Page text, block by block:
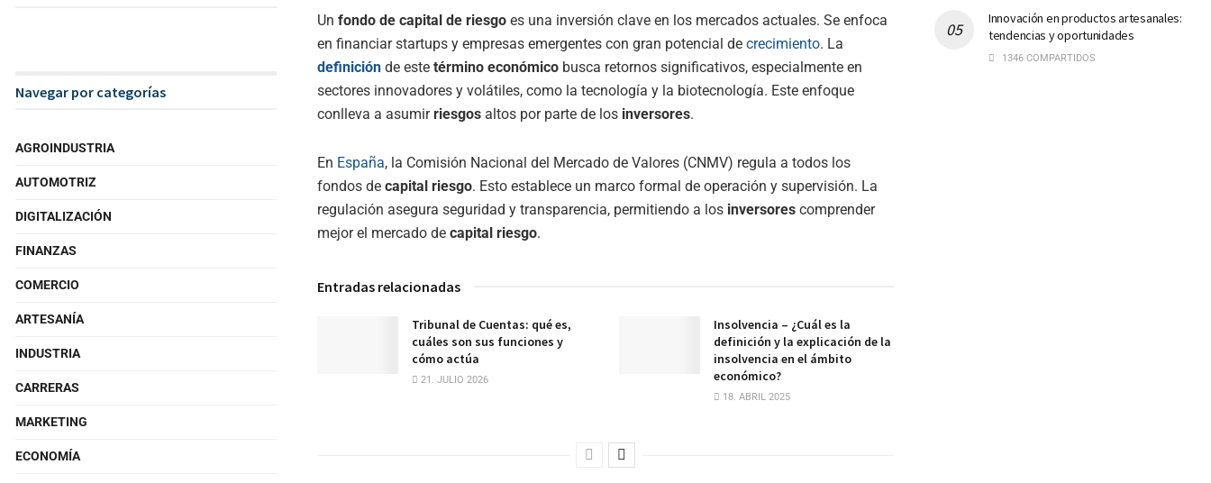
Un fondo de capital de riesgo es una inversión clave en los mercados actuales. Se enfoca
en financiar startups y empresas emergentes con gran potencial de crecimiento. La
definición de este término económico busca retornos significativos, especialmente en
sectores innovadores y volátiles, como la tecnología y la biotecnología. Este enfoque
conlleva a asumirriesgos altos por parte de los inversores.
En España, la Comisión Nacional del Mercado de Valores (CNMV) regula a todos los
fondos de capital riesgo. Esto establece un marco formal de operación y supervisión. La
regulación asegura seguridad y transparencia, permitiendo a los inversores comprender
mejor el mercado de capital riesgo.
Entradas relacionadas
Tribunal de Cuentas: qué es,
cuáles son sus funciones y
cómo actúa
21. JULIO 2026
Insolvencia – ¿Cuál es la
definición y la explicación de la
insolvencia en el ámbito
económico?
18. ABRIL 2025
Navegar por categorías
AGROINDUSTRIA
AUTOMOTRIZ
DIGITALIZACIÓN
FINANZAS
COMERCIO
ARTESANÍA
INDUSTRIA
CARRERAS
MARKETING
ECONOMÍA
Innovación en productos artesanales:
tendencias y oportunidades
1346 COMPARTIDOS